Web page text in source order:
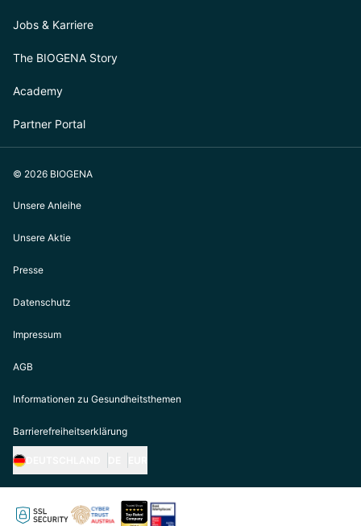
Jobs & Karriere
The BIOGENA Story
Academy
Partner Portal
© 2026 BIOGENA
Unsere Anleihe
Unsere Aktie
Presse
Datenschutz
Impressum
AGB
Informationen zu Gesundheitsthemen
Barrierefreiheitserklärung
https://biogena.com/de-at
https://biogena.com/de-de
https://biogena.com/de-ch